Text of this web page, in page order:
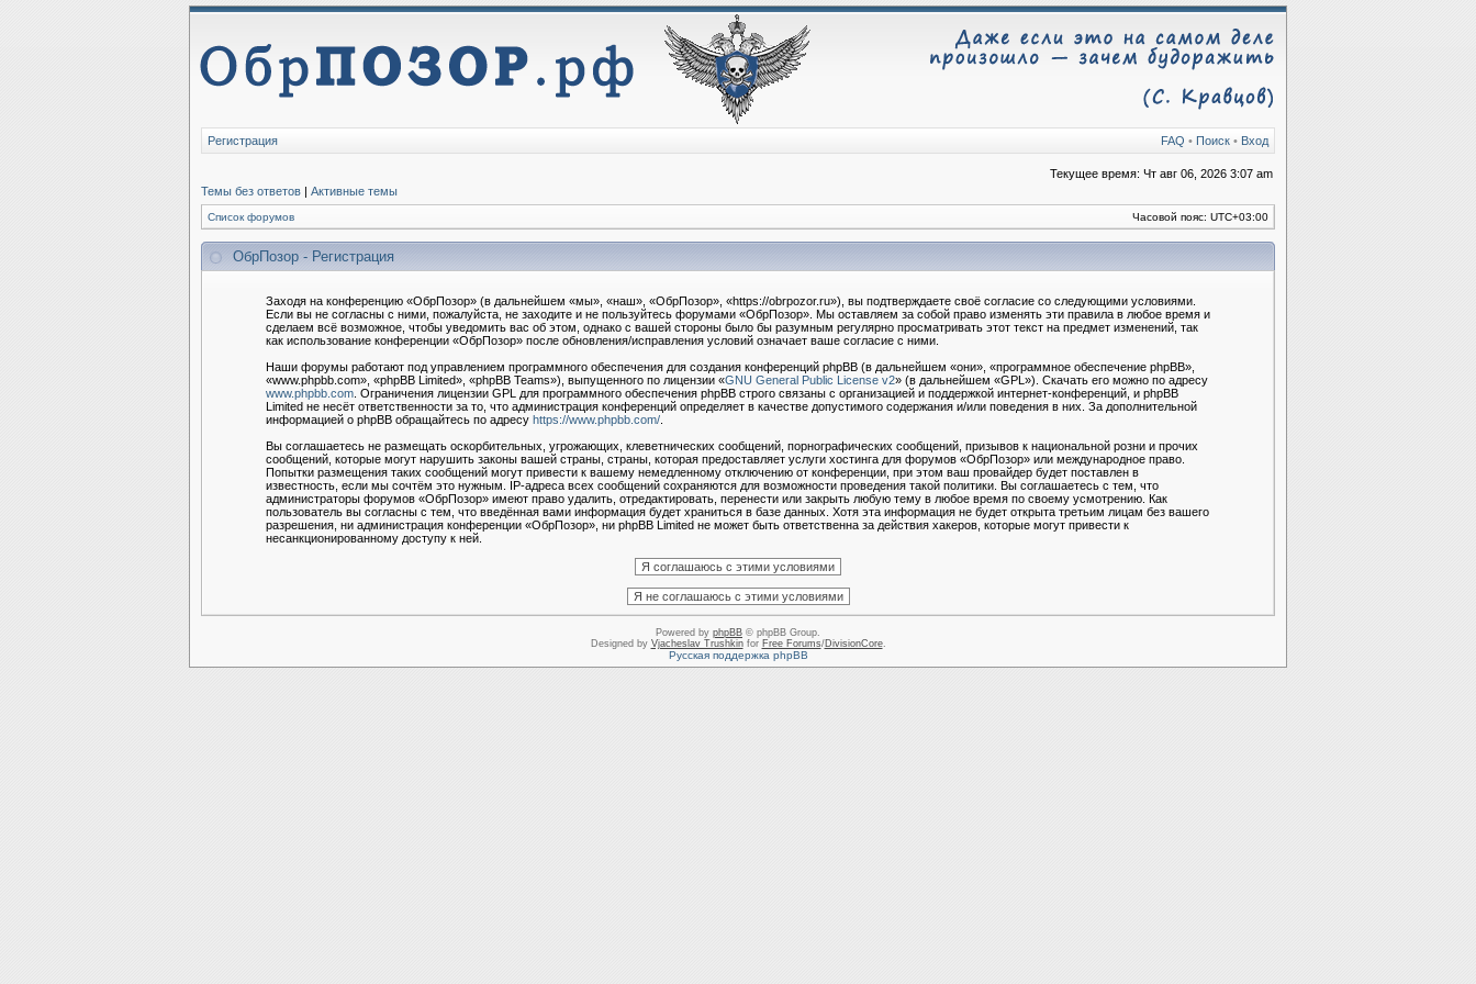
FAQ • Поиск • Вход
Регистрация
Текущее время: Чт авг 06, 2026 3:07 am
Темы без ответов | Активные темы
Список форумов Часовой пояс: UTC+03:00
ОбрПозор - Регистрация
Заходя на конференцию «ОбрПозор» (в дальнейшем «мы», «наш», «ОбрПозор», «https://obrpozor.ru»), вы подтверждаете своё согласие со следующими условиями.
Если вы не согласны с ними, пожалуйста, не заходите и не пользуйтесь форумами «ОбрПозор». Мы оставляем за собой право изменять эти правила в любое время и
сделаем всё возможное, чтобы уведомить вас об этом, однако с вашей стороны было бы разумным регулярно просматривать этот текст на предмет изменений, так
как использование конференции «ОбрПозор» после обновления/исправления условий означает ваше согласие с ними.
Наши форумы работают под управлением программного обеспечения для создания конференций phpBB (в дальнейшем «они», «программное обеспечение phpBB»,
«www.phpbb.com», «phpBB Limited», «phpBB Teams»), выпущенного по лицензии «GNU General Public License v2» (в дальнейшем «GPL»). Скачать его можно по адресу
www.phpbb.com. Ограничения лицензии GPL для программного обеспечения phpBB строго связаны с организацией и поддержкой интернет-конференций, и phpBB
Limited не несёт ответственности за то, что администрация конференций определяет в качестве допустимого содержания и/или поведения в них. За дополнительной
информацией о phpBB обращайтесь по адресу https://www.phpbb.com/.
Вы соглашаетесь не размещать оскорбительных, угрожающих, клеветнических сообщений, порнографических сообщений, призывов к национальной розни и прочих
сообщений, которые могут нарушить законы вашей страны, страны, которая предоставляет услуги хостинга для форумов «ОбрПозор» или международное право.
Попытки размещения таких сообщений могут привести к вашему немедленному отключению от конференции, при этом ваш провайдер будет поставлен в
известность, если мы сочтём это нужным. IP-адреса всех сообщений сохраняются для возможности проведения такой политики. Вы соглашаетесь с тем, что
администраторы форумов «ОбрПозор» имеют право удалить, отредактировать, перенести или закрыть любую тему в любое время по своему усмотрению. Как
пользователь вы согласны с тем, что введённая вами информация будет храниться в базе данных. Хотя эта информация не будет открыта третьим лицам без вашего
разрешения, ни администрация конференции «ОбрПозор», ни phpBB Limited не может быть ответственна за действия хакеров, которые могут привести к
несанкционированному доступу к ней.
Powered by phpBB © phpBB Group.
Designed by Vjacheslav Trushkinfor Free Forums/DivisionCore.
Русская поддержка phpBB